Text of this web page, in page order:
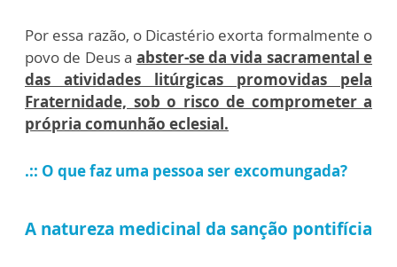
Por essa razão, o Dicastério exorta formalmente o
povo de Deus a abster-se da vida sacramental e
das atividades litúrgicas promovidas pela
Fraternidade, sob o risco de comprometer a
própria comunhão eclesial.
.:: O que faz uma pessoa ser excomungada?
A natureza medicinal da sanção pontifícia